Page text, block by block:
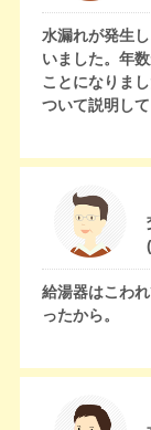
水漏れが発生
いました。年
ことになりま
ついて説明して
給湯器はこわ
ったから。